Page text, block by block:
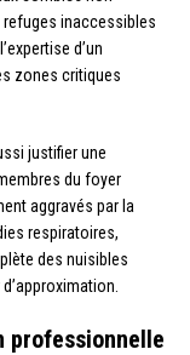
inaccessibles
d’un
zones critiques
justifier une
du foyer
aggravés par la
respiratoires,
des nuisibles
professionnelle